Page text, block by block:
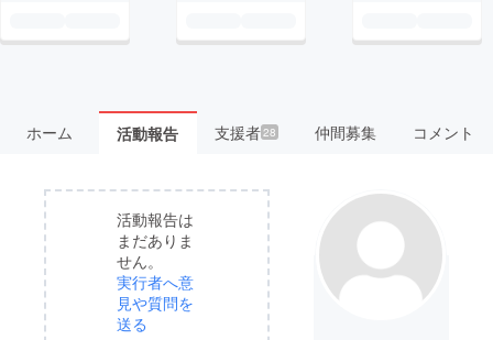
ホーム 活動報告 支援者28 仲間募集 コメント
活動報告は
まだありま
せん。
実行者へ意
見や質問を
送る